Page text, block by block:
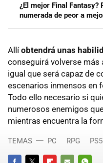
¿El mejor Final Fantasy?
numerada de peor a
Allíobtendrá unas
conseguirá volverse más
igual que será capaz de
escenarios inmensos en
Todo ello necesario si
numerosos enemigos
mientras encuentra la
TEMAS PC RPG PS5